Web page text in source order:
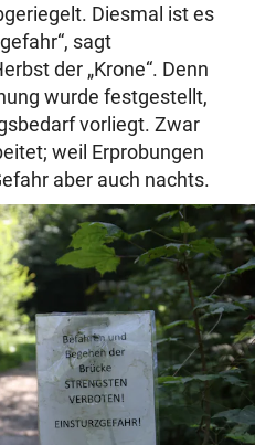
Diesmal ist es
sagt
der „Krone“. Denn
wurde festgestellt,
vorliegt. Zwar
weil Erprobungen
aber auch nachts.